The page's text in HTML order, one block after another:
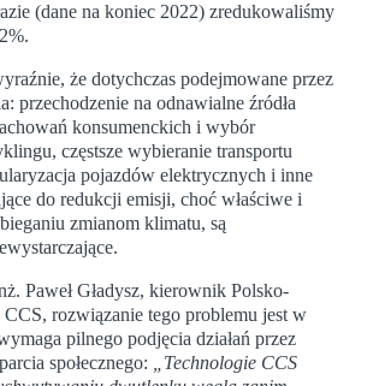
(dane na koniec 2022) zredukowaliśmy
że dotychczas podejmowane przez
przechodzenie na odnawialne źródła
konsumenckich i wybór
częstsze wybieranie transportu
pojazdów elektrycznych i inne
do redukcji emisji, choć właściwe i
zmianom klimatu, są
Paweł Gładysz, kierownik Polsko-
rozwiązanie tego problemu jest w
pilnego podjęcia działań przez
społecznego:
„Technologie CCS